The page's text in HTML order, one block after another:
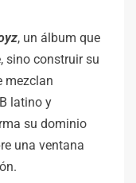
, un álbum que
sino construir su
mezclan
latino y
su dominio
una ventana